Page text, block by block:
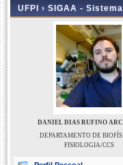
UFPI › SIGAA -
DANIEL DIAS RUFINO
DEPARTAMENTO DE
FISIOLOGIA/CCS